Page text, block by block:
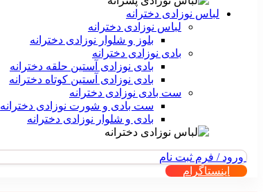
لباس نوزادی دخترانه
لباس نوزادی دخترانه
بلوز و شلوار نوزادی دخترانه
بادی نوزادی دخترانه
بادی نوزادی آستین حلقه دخترانه
بادی نوزادی آستین کوتاه دخترانه
ست بادی نوزادی دخترانه
ست بادی و شورت نوزادی دخترانه
بادی و شلوار نوزادی دخترانه
ورود / فرم ثبت نام
اینستاگرام